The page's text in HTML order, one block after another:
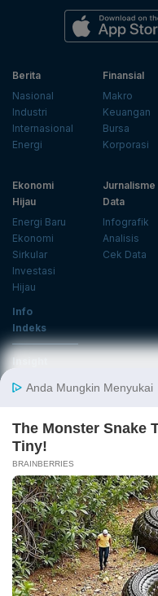
Berita
Nasional
Industri
Internasional
Energi
Finansial
Makro
Keuangan
Bursa
Korporasi
Ekonomi
Hijau
Energi Baru
Ekonomi
Sirkular
Investasi
Hijau
Jurnalisme
Data
Infografik
Analisis
Cek Data
Info
Indeks
Databoks
KatadataOto
Langganan Newsletter
Email